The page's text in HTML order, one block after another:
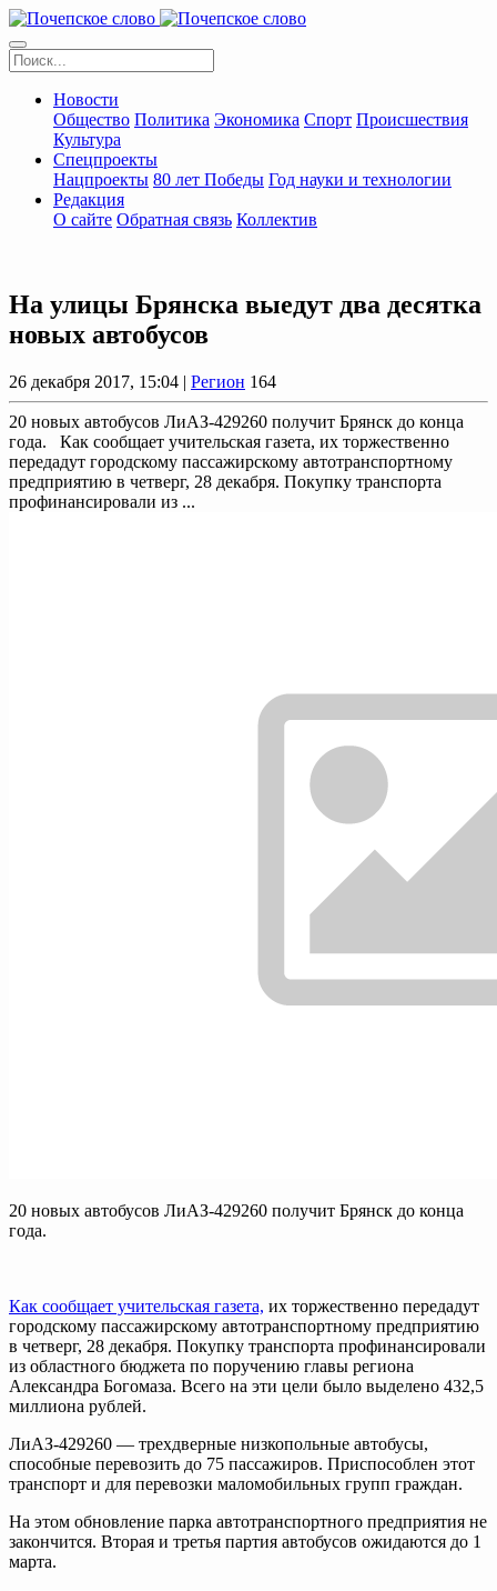
Новости
Общество Политика Экономика Спорт Происшествия
Культура
Спецпроекты
Нацпроекты 80 лет Победы Год науки и технологии
Редакция
О сайте Обратная связь Коллектив
На улицы Брянска выедут два десятка
новых автобусов
26 декабря 2017, 15:04 | Регион 164
20 новых автобусов ЛиАЗ-429260 получит Брянск до конца
года. Как сообщает учительская газета, их торжественно
передадут городскому пассажирскому автотранспортному
предприятию в четверг, 28 декабря. Покупку транспорта
профинансировали из ...
20 новых автобусов ЛиАЗ-429260 получит Брянск до конца
года.
Как сообщает учительская газета, их торжественно передадут
городскому пассажирскому автотранспортному предприятию
в четверг, 28 декабря. Покупку транспорта профинансировали
из областного бюджета по поручению главы региона
Александра Богомаза. Всего на эти цели было выделено 432,5
миллиона рублей.
ЛиАЗ-429260 — трехдверные низкопольные автобусы,
способные перевозить до 75 пассажиров. Приспособлен этот
транспорт и для перевозки маломобильных групп граждан.
На этом обновление парка автотранспортного предприятия не
закончится. Вторая и третья партия автобусов ожидаются до 1
марта.